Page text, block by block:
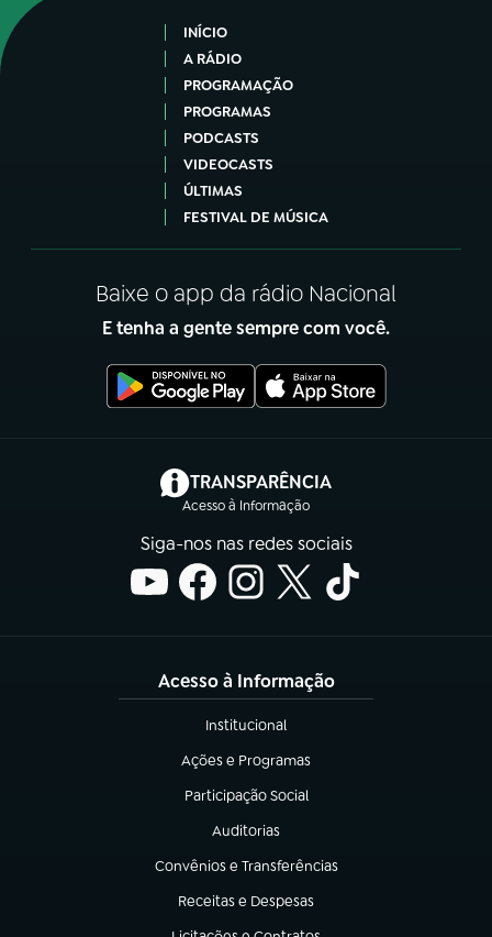
INÍCIO
A RÁDIO
PROGRAMAÇÃO
PROGRAMAS
PODCASTS
VIDEOCASTS
ÚLTIMAS
FESTIVAL DE MÚSICA
Baixe o app da rádio Nacional
E tenha a gente sempre com você.
TRANSPARÊNCIA
Acesso à Informação
(abre em nova aba)
Siga-nos nas redes sociais
Acesso à Informação
Institucional
(abre em nova aba)
Ações e Programas
(abre em nova aba)
Participação Social
(abre em nova aba)
Auditorias
(abre em nova aba)
Convênios e Transferências
(abre em nova aba)
Receitas e Despesas
(abre em nova aba)